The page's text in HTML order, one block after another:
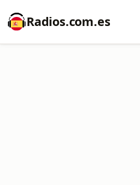
Radios.com.es